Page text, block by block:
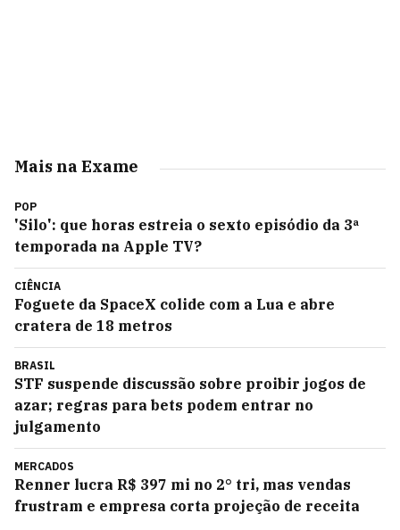
Mais na Exame
POP
'Silo': que horas estreia o sexto episódio da 3ª
temporada na Apple TV?
CIÊNCIA
Foguete da SpaceX colide com a Lua e abre
cratera de 18 metros
BRASIL
STF suspende discussão sobre proibir jogos de
azar; regras para bets podem entrar no
julgamento
MERCADOS
Renner lucra R$ 397 mi no 2° tri, mas vendas
frustram e empresa corta projeção de receita